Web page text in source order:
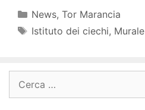
Categorie
News, Tor Marancia
Tag
Istituto dei ciechi, Murale
per: